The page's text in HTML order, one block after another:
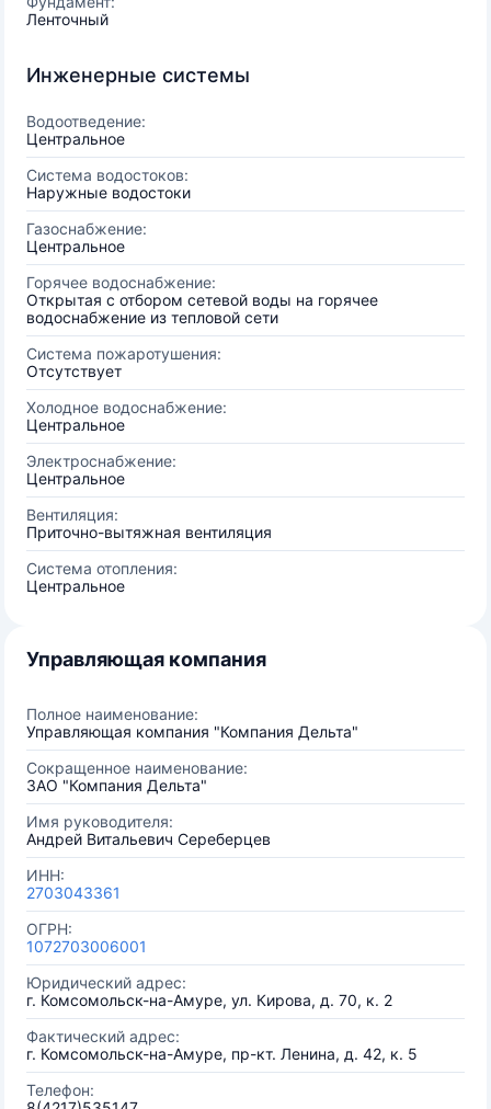
Ленточный
Инженерные системы
Водоотведение:
Центральное
Система водостоков:
Наружные водостоки
Газоснабжение:
Центральное
Горячее водоснабжение:
Открытая с отбором сетевой воды на горячее
водоснабжение из тепловой сети
Система пожаротушения:
Отсутствует
Холодное водоснабжение:
Центральное
Электроснабжение:
Центральное
Вентиляция:
Приточно-вытяжная вентиляция
Система отопления:
Центральное
Управляющая компания
Полное наименование:
Управляющая компания "Компания Дельта"
Сокращенное наименование:
ЗАО "Компания Дельта"
Имя руководителя:
Андрей Витальевич Сереберцев
ИНН:
2703043361
ОГРН:
1072703006001
Юридический адрес:
г. Комсомольск-на-Амуре, ул. Кирова, д. 70, к. 2
Фактический адрес:
г. Комсомольск-на-Амуре, пр-кт. Ленина, д. 42, к. 5
Телефон: